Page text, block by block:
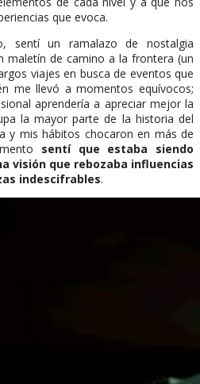
que evoca.
sentí un ramalazo de nostalgia
maletín de camino a la frontera (un
viajes en busca de eventos que
me llevó a momentos equívocos;
aprendería a apreciar mejor la
la mayor parte de la historia del
y mis hábitos chocaron en más de
sentí que estaba siendo
visión que rebozaba influencias
indescifrables.